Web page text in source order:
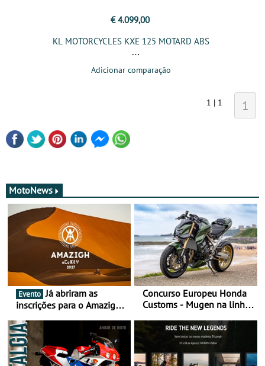
€ 4.099,00
KL MOTORCYCLES KXE 125 MOTARD ABS
Adicionar comparação
1 | 1 1
MotoNews
Evento Já abriram as
inscrições para o Amazigh
Marrocos, de 23 abril a 1
maio - The ultimate
experience in Morocco
Concurso Europeu Honda
Customs - Mugen na linha
ganhar